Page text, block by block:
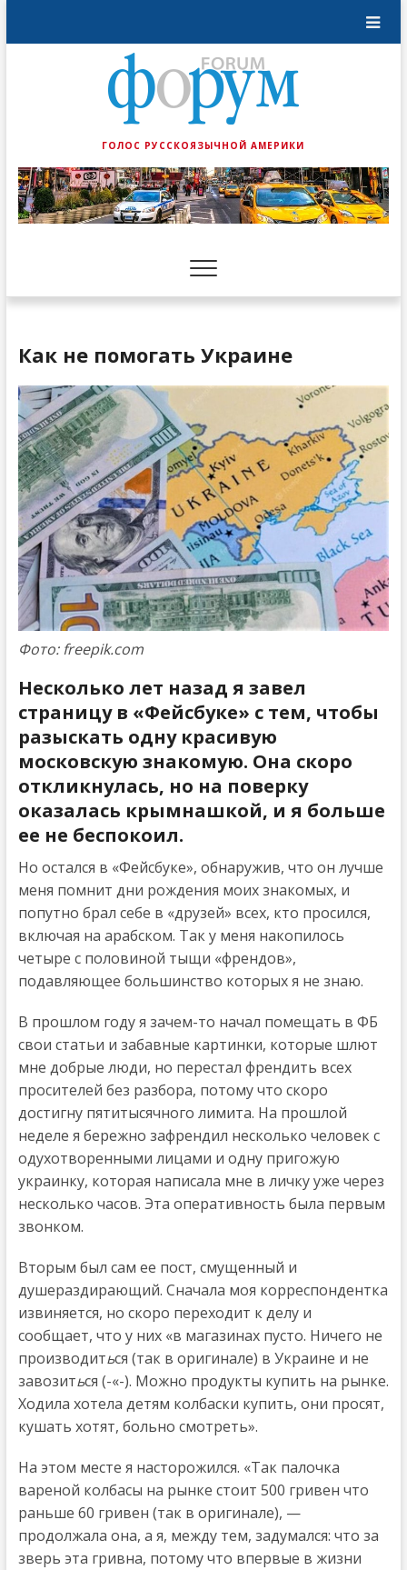
ГОЛОС РУССКОЯЗЫЧНОЙ АМЕРИКИ
Как не помогать Украине
Фото: freepik.com
Несколько лет назад я завел
страницу в «Фейсбуке» с тем, чтобы
разыскать одну красивую
московскую знакомую. Она скоро
откликнулась, но на поверку
оказалась крымнашкой, и я больше
ее не беспокоил.
Но остался в «Фейсбуке», обнаружив, что он лучше
меня помнит дни рождения моих знакомых, и
попутно брал себе в «друзей» всех, кто просился,
включая на арабском. Так у меня накопилось
четыре с половиной тыщи «френдов»,
подавляющее большинство которых я не знаю.
В прошлом году я зачем-то начал помещать в ФБ
свои статьи и забавные картинки, которые шлют
мне добрые люди, но перестал френдить всех
просителей без разбора, потому что скоро
достигну пятитысячного лимита. На прошлой
неделе я бережно зафрендил несколько человек с
одухотворенными лицами и одну пригожую
украинку, которая написала мне в личку уже через
несколько часов. Эта оперативность была первым
звонком.
Вторым был сам ее пост, смущенный и
душераздирающий. Сначала моя корреспондентка
извиняется, но скоро переходит к делу и
сообщает, что у них «в магазинах пусто. Ничего не
производиться (так в оригинале) в Украине и не
завозиться (-«-). Можно продукты купить на рынке.
Ходила хотела детям колбаски купить, они просят,
кушать хотят, больно смотреть».
На этом месте я насторожился. «Так палочка
вареной колбасы на рынке стоит 500 гривен что
раньше 60 гривен (так в оригинале), —
продолжала она, а я, между тем, задумался: что за
зверь эта гривна, потому что впервые в жизни